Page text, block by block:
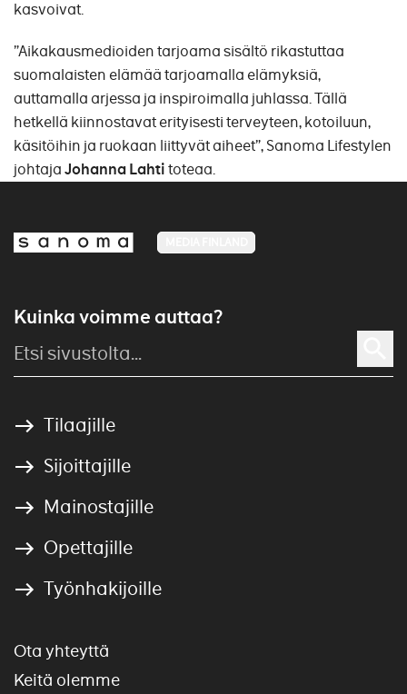
kasvoivat.
”Aikakausmedioiden tarjoama sisältö rikastuttaa
suomalaisten elämää tarjoamalla elämyksiä,
auttamalla arjessa ja inspiroimalla juhlassa. Tällä
hetkellä kiinnostavat erityisesti terveyteen, kotoiluun,
käsitöihin ja ruokaan liittyvät aiheet”, Sanoma Lifestylen
johtajaJohanna Lahtitoteaa.
Kuinka voimme auttaa?
Tilaajille
Sijoittajille
Mainostajille
Opettajille
Työnhakijoille
Ota yhteyttä
Keitä olemme